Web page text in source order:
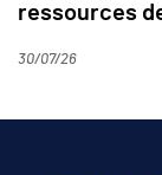
ressources
30/07/26